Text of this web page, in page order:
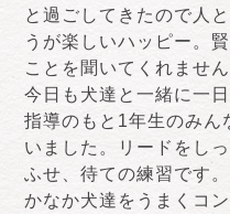
と過ごしてきたので人
うが楽しいハッピー。
ことを聞いてくれませ
今日も犬達と一緒に一
指導のもと1年生のみん
いました。リードをし
ふせ、待ての練習です
かなか犬達をうまくコ